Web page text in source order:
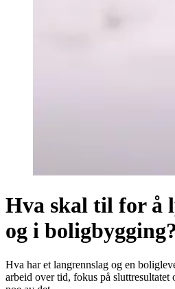
Hva skal til for å
og i boligbygging?
Hva har et langrennslag og en
arbeid over tid, fokus på